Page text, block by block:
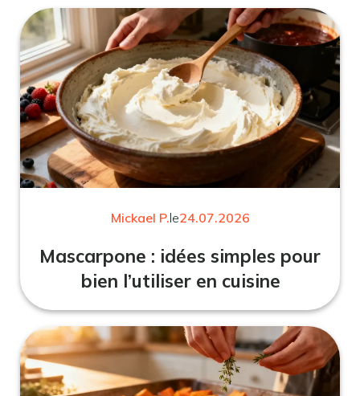
Mickael P.le24.07.2026
Mascarpone : idées simples pour
bien l’utiliser en cuisine